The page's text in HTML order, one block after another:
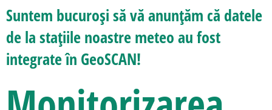
Suntem bucuroși să vă anunțăm că datele
de la stațiile noastre meteo au fost
integrate în GeoSCAN!